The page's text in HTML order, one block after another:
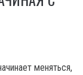
меняться,